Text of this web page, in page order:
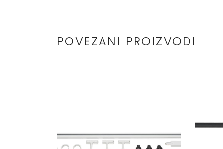
POVEZANI PROIZVODI